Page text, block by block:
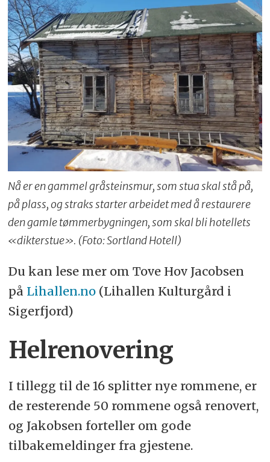
Nå er en gammel gråsteinsmur, som stua skal stå på,
på plass, og straks starter arbeidet med å restaurere
den gamle tømmerbygningen, som skal bli hotellets
«dikterstue». (Foto: Sortland Hotell)
Du kan lese mer om Tove Hov Jacobsen
på Lihallen.no(Lihallen Kulturgård i
Sigerfjord)
Helrenovering
I tillegg til de 16 splitter nye rommene, er
de resterende 50 rommene også renovert,
og Jakobsen forteller om gode
tilbakemeldinger fra gjestene.